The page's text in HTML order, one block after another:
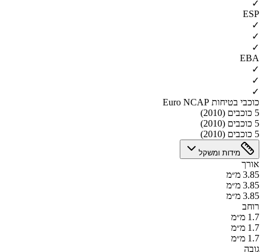
✓
ESP
✓
✓
✓
EBA
✓
✓
✓
כוכבי בטיחות Euro NCAP
5 כוכבים (2010)
5 כוכבים (2010)
5 כוכבים (2010)
מידות ומשקל
אורך
3.85 מ״מ
3.85 מ״מ
3.85 מ״מ
רוחב
1.7 מ״מ
1.7 מ״מ
1.7 מ״מ
גובה